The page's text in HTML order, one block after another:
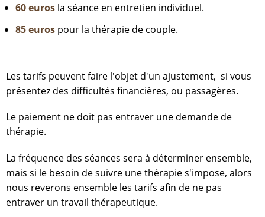
60 euros la séance en entretien individuel.
85 euros pour la thérapie de couple.
Les tarifs peuvent faire l'objet d'un ajustement, si vous
présentez des difficultés financières, ou passagères.
Le paiement ne doit pas entraver une demande de
thérapie.
La fréquence des séances sera à déterminer ensemble,
mais si le besoin de suivre une thérapie s'impose, alors
nous reverons ensemble les tarifs afin de ne pas
entraver un travail thérapeutique.